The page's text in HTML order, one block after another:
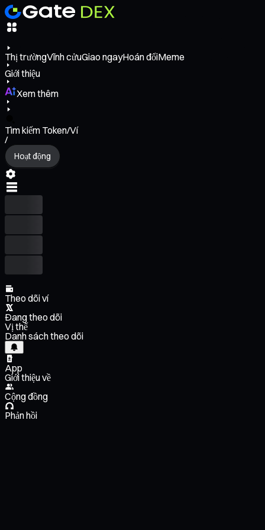
Thị trườngVĩnh cửuGiao ngayHoán đổiMeme
Giới thiệu
Xem thêm
Tìm kiếm Token/Ví
/
Hoạt động
Theo dõi ví
Đang theo dõi
Vị thế
Danh sách theo dõi
App
Giới thiệu về
Cộng đồng
Phản hồi